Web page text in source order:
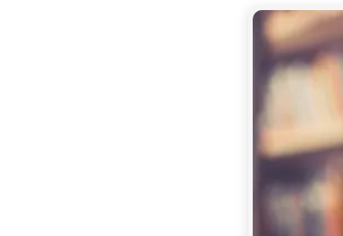
Сімейний психолог: консультування пар
Індивідуальна психотерапія